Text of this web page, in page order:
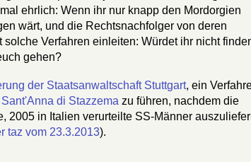
ehrlich: Wenn ihr nur knapp den Mordorgien
wärt, und die Rechtsnachfolger von deren
Verfahren einleiten: Würdet ihr nicht
gehen?
der Staatsanwaltschaft Stuttgart, ein
di Stazzema zu führen, nachdem die
2005 in Italien verurteilte SS-Männer
taz vom 23.3.2013).